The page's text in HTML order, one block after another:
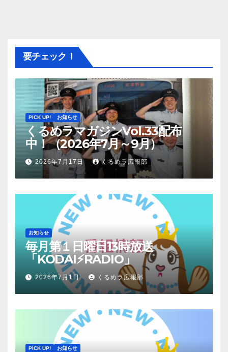
要チェック！
PICK UP! お知らせ
くるめラマガジンVol.33配布
中！（2026年7月～9月）
2026年7月17日 くるめラ広報部
お知らせ
毎月第１日曜日13時放送
「KODAI⚡RADIO」
2026年7月1日 くるめラ広報部
PICK UP! お知らせ